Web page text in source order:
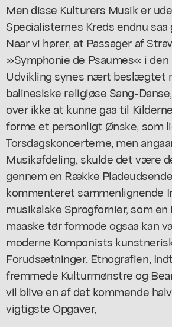
Men disse Kulturers Musik er
Specialisternes Kreds endnu
Naar vi hører, at Passager af
»Symphonie de Psaumes« i
Udvikling synes nært beslægtet
balinesiske religiøse Sang-
over ikke at kunne gaa til
forme et personligt Ønske, som
Torsdagskoncerterne, men
Musikafdeling, skulde det være
gennem en Række
kommenteret sammenlignende
musikalske Sprogfornier, som
maaske tør formode ogsaa kan
moderne Komponists
Forudsætninger. Etnografien,
fremmede Kulturmønstre og
vil blive en af det kommende
vigtigste Opgaver,